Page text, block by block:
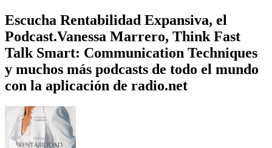
Escucha Rentabilidad Expansiva, el
Podcast.Vanessa Marrero, Think Fast
Talk Smart: Communication Techniques
y muchos más podcasts de todo el mundo
con la aplicación de radio.net